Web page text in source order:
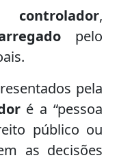
controlador,
pelo
pela
é a “pessoa
público ou
as decisões